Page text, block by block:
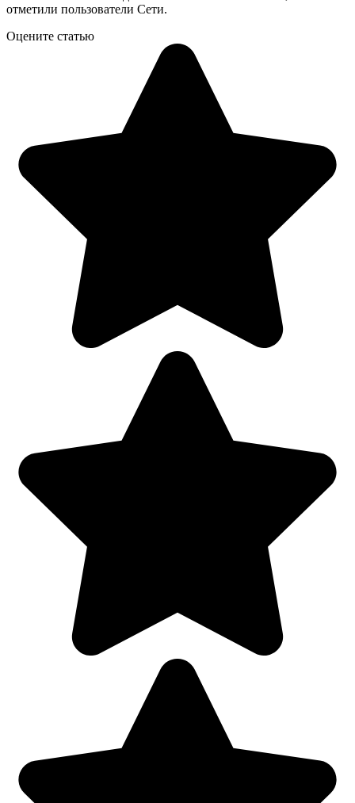
отметили пользователи Сети.
Оцените статью